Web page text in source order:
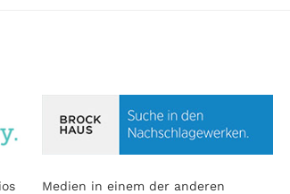
Medien in einem der anderen